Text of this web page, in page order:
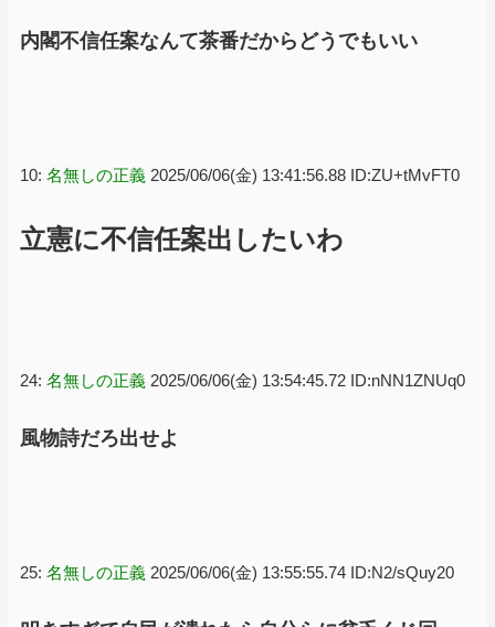
内閣不信任案なんて茶番だからどうでもいい
10: 名無しの正義 2025/06/06(金) 13:41:56.88 ID:ZU+tMvFT0
立憲に不信任案出したいわ
24: 名無しの正義 2025/06/06(金) 13:54:45.72 ID:nNN1ZNUq0
風物詩だろ出せよ
25: 名無しの正義 2025/06/06(金) 13:55:55.74 ID:N2/sQuy20